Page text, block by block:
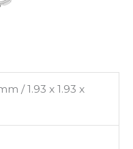
/ 1.93 x 1.93 x